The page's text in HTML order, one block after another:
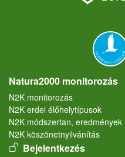
Natura2000 monitorozás
N2K monitorozás
N2K erdei élőhelytípusok
N2K módszertan, eredmények
N2K köszönetnyilvánítás
User account menu
Bejelentkezés